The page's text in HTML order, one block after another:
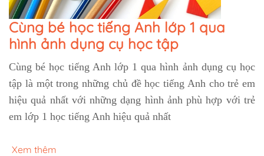
Cùng bé học tiếng Anh lớp 1 qua
hình ảnh dụng cụ học tập
Cùng bé học tiếng Anh lớp 1 qua hình ảnh dụng cụ học
tập là một trong những chủ đề học tiếng Anh cho trẻ em
hiệu quả nhất với những dạng hình ảnh phù hợp với trẻ
em lớp 1 học tiếng Anh hiệu quả nhất
Xem thêm